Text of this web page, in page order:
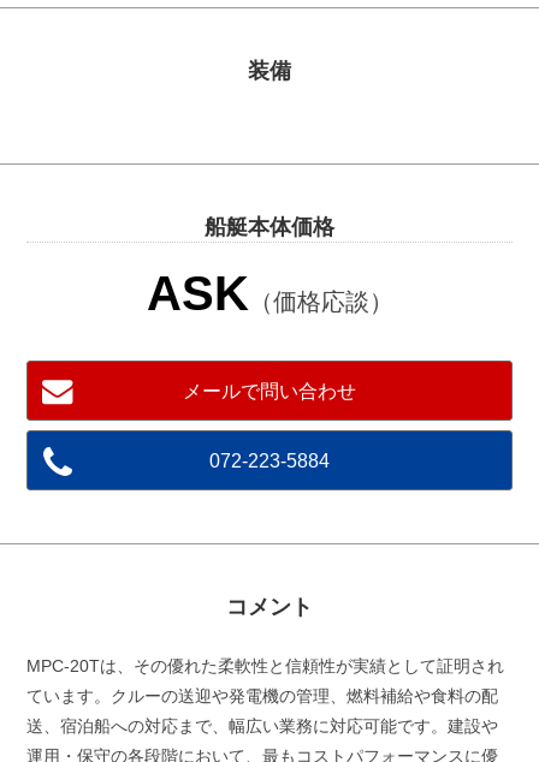
装備
船艇本体価格
ASK （価格応談）
メールで問い合わせ
072-223-5884
コメント
MPC-20Tは、その優れた柔軟性と信頼性が実績として証明され
ています。クルーの送迎や発電機の管理、燃料補給や食料の配
送、宿泊船への対応まで、幅広い業務に対応可能です。建設や
運用・保守の各段階において、最もコストパフォーマンスに優